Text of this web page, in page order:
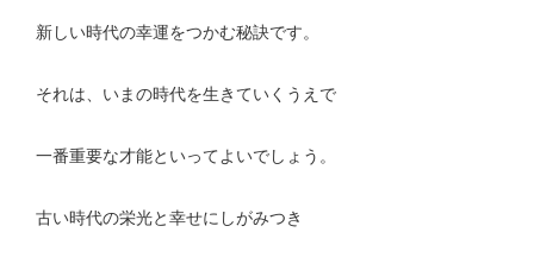
新しい時代の幸運をつかむ秘訣です。
それは、いまの時代を生きていくうえで
一番重要な才能といってよいでしょう。
古い時代の栄光と幸せにしがみつき